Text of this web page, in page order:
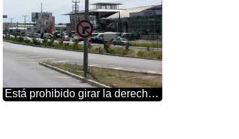
Está prohibido girar la derecha muestra